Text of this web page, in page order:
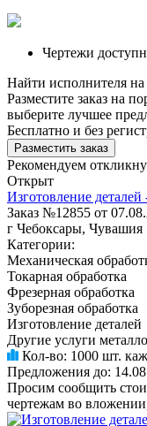
Чертежи
Найти исполнителя на
Разместите заказ на
выберите лучшее
Бесплатно и без
Разместить заказ
Рекомендуем
Открыт
Изготовление деталей
Заказ №12855 от
г Чебоксары, Чувашия
Категории:
Механическая
Токарная обработка
Фрезерная обработка
Зуборезная обработка
Изготовление деталей
Другие услуги
Кол-во: 1000 шт.
Предложения до:
Просим сообщить
чертежам во